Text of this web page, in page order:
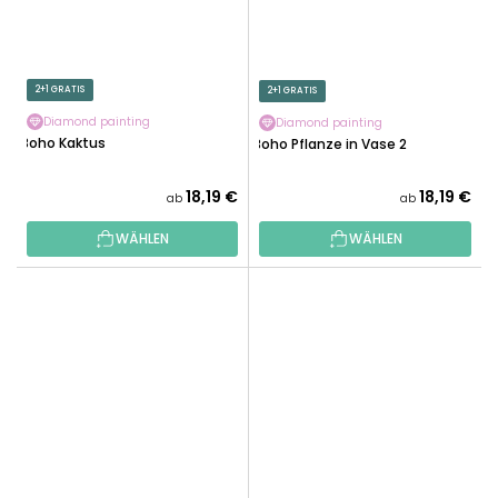
2+1 GRATIS
Diamond painting
Boho Kaktus
ab 18,19 €
WÄHLEN
2+1 GRATIS
Diamond painting
Boho Pflanze in Vase 2
ab 18,19 €
WÄHLEN